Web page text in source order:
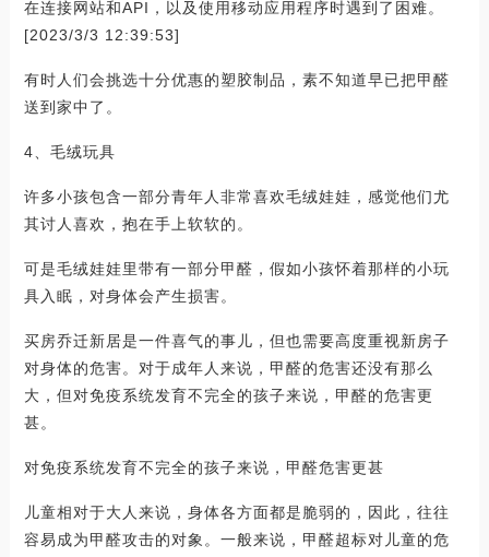
在连接网站和API，以及使用移动应用程序时遇到了困难。
[2023/3/3 12:39:53]
有时人们会挑选十分优惠的塑胶制品，素不知道早已把甲醛
送到家中了。
4、毛绒玩具
许多小孩包含一部分青年人非常喜欢毛绒娃娃，感觉他们尤
其讨人喜欢，抱在手上软软的。
可是毛绒娃娃里带有一部分甲醛，假如小孩怀着那样的小玩
具入眠，对身体会产生损害。
买房乔迁新居是一件喜气的事儿，但也需要高度重视新房子
对身体的危害。对于成年人来说，甲醛的危害还没有那么
大，但对免疫系统发育不完全的孩子来说，甲醛的危害更
甚。
对免疫系统发育不完全的孩子来说，甲醛危害更甚
儿童相对于大人来说，身体各方面都是脆弱的，因此，往往
容易成为甲醛攻击的对象。一般来说，甲醛超标对儿童的危